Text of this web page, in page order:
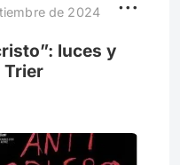
del agobio que
de 2024
luces y
Trier